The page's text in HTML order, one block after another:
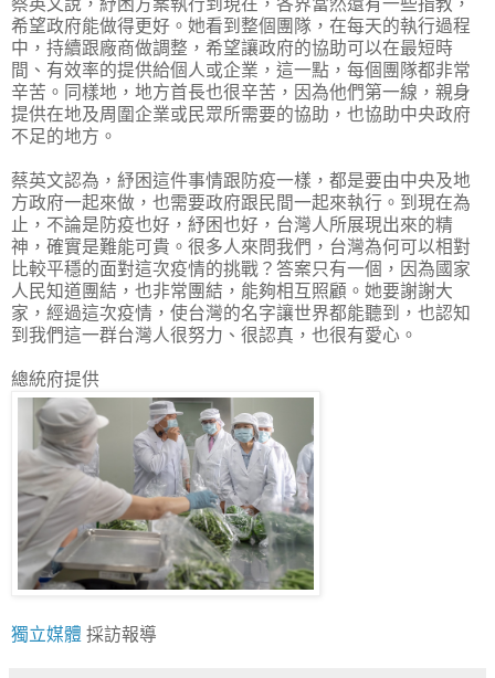
希望政府能做得更好。她看到整個團隊，在每天的執行過程
中，持續跟廠商做調整，希望讓政府的協助可以在最短時
間、有效率的提供給個人或企業，這一點，每個團隊都非常
辛苦。同樣地，地方首長也很辛苦，因為他們第一線，親身
提供在地及周圍企業或民眾所需要的協助，也協助中央政府
不足的地方。
蔡英文認為，紓困這件事情跟防疫一樣，都是要由中央及地
方政府一起來做，也需要政府跟民間一起來執行。到現在為
止，不論是防疫也好，紓困也好，台灣人所展現出來的精
神，確實是難能可貴。很多人來問我們，台灣為何可以相對
比較平穩的面對這次疫情的挑戰？答案只有一個，因為國家
人民知道團結，也非常團結，能夠相互照顧。她要謝謝大
家，經過這次疫情，使台灣的名字讓世界都能聽到，也認知
到我們這一群台灣人很努力、很認真，也很有愛心。
總統府提供
獨立媒體 採訪報導